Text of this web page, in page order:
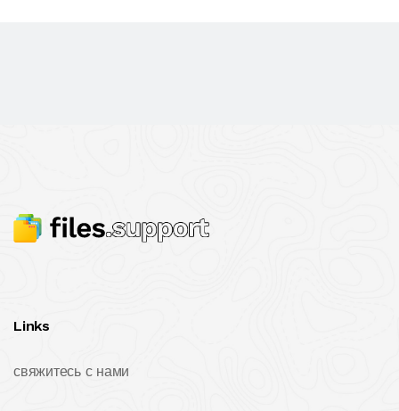
Links
свяжитесь с нами